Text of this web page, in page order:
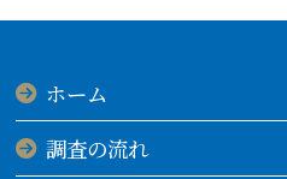
ホーム
調査の流れ